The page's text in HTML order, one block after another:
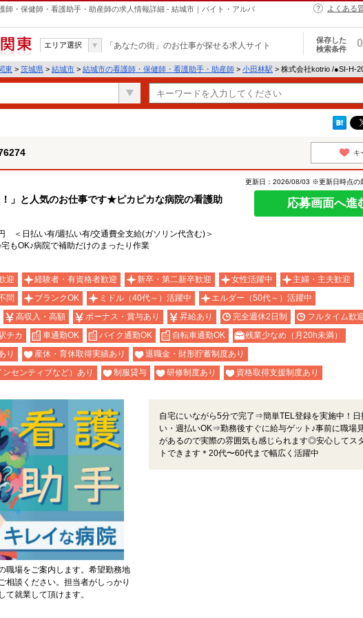
師・保健師・看護助手・助産師の求人情報詳細 - 結城市｜バイト・アルバ
よくある
関東
エリア選択 「あなたの街」のお仕事が探せる求人サイト
保存した
検索条件
0
東 > 茨城県 > 結城市 > 結城市の看護師・保健師・看護助手・助産師 > 小田林駅 > 株式会社kotrio /●SI-H-
キ
！」と人気のお仕事です★ピカピカな病院の看護助
更新日：2026/08/03 ※更新日時点の
応募画面へ進
＜日払い有/週払い有/交通費全支給(ガソリン代含む)＞
もOK♪病院で補助だけのまったり作業
迎 経験者・有資格者歓迎 新卒・第二新卒歓迎 女性活躍中
主婦・主夫歓迎
問 ブランクOK ミドル（40代～）活躍中
エルダー（50代～）活躍中
高収入・高額 ボーナス・賞与あり 昇給あり 完全週休2日制
フルタイム歓
チカ 車通勤OK バイク通勤OK 自転車通勤OK
残業少なめ（月20h未満）
り 産休・育休取得実績あり
退職金・財形貯蓄制度あり
センティブなど）あり
制服貸与 研修制度あり 資格取得支援制度あり
職場をご案内します。希望勤務地
相談ください。担当者がしっかり
て就業して頂けます。
自宅にいながら5分で完了⇒簡単TEL登録を実施中！日
い・週払いOK⇒勤務後すぐに給与ゲット♪事前に職場
があるので実際の雰囲気も感じられます◎安心してス
トできます＊20代〜60代まで幅広く活躍中